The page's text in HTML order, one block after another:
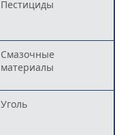
Пестициды
Смазочные
материалы
Уголь